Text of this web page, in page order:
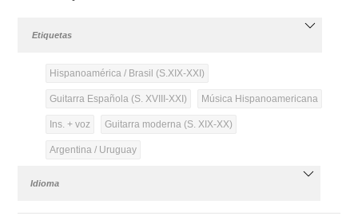
Etiquetas
Hispanoamérica / Brasil (S.XIX-XXI)
Guitarra Española (S. XVIII-XXI) Música Hispanoamericana
Ins. + voz Guitarra moderna (S. XIX-XX)
Argentina / Uruguay
Idioma